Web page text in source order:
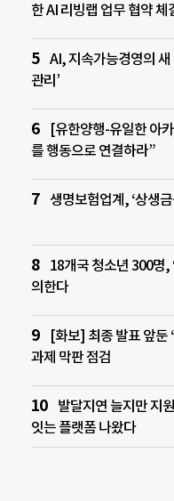
한 AI 리빙랩 업무 협약 체
AI, 지속가능경영의
관리’
[유한양행-유일한 아
를 행동으로 연결하라”
생명보험업계, ‘상생
18개국 청소년 300명,
의한다
[화보] 최종 발표 앞둔
과제 막판 점검
발달지연 늘지만 지
잇는 플랫폼 나왔다